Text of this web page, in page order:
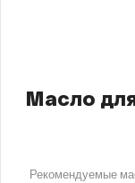
Масло
Рекомендуемые